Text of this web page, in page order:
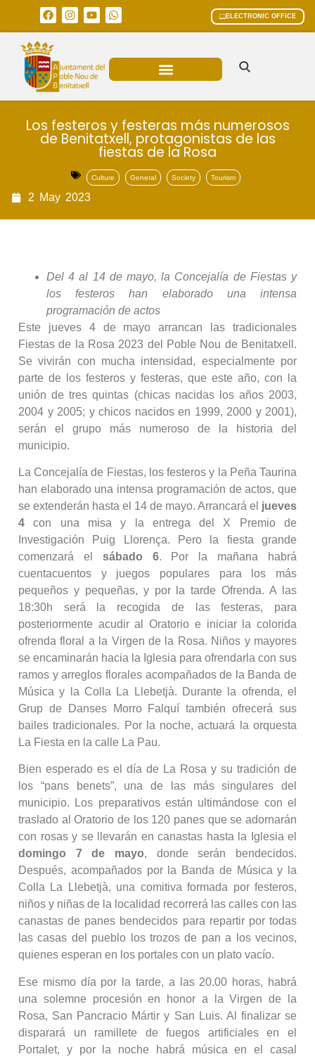
ELECTRONIC OFFICE
Los festeros y festeras más numerosos
de Benitatxell, protagonistas de las
fiestas de la Rosa
Culture General Society Tourism
2 May 2023
Del 4 al 14 de mayo, la Concejalía de Fiestas y
los festeros han elaborado una intensa
programación de actos
Este jueves 4 de mayo arrancan las tradicionales
Fiestas de la Rosa 2023 del Poble Nou de Benitatxell.
Se vivirán con mucha intensidad, especialmente por
parte de los festeros y festeras, que este año, con la
unión de tres quintas (chicas nacidas los años 2003,
2004 y 2005; y chicos nacidos en 1999, 2000 y 2001),
serán el grupo más numeroso de la historia del
municipio.
La Concejalía de Fiestas, los festeros y la Peña Taurina
han elaborado una intensa programación de actos, que
se extenderán hasta el 14 de mayo. Arrancará el jueves
4 con una misa y la entrega del X Premio de
Investigación Puig Llorença. Pero la fiesta grande
comenzará el sábado 6. Por la mañana habrá
cuentacuentos y juegos populares para los más
pequeños y pequeñas, y por la tarde Ofrenda. A las
18:30h será la recogida de las festeras, para
posteriormente acudir al Oratorio e iniciar la colorida
ofrenda floral a la Virgen de la Rosa. Niños y mayores
se encaminarán hacia la Iglesia para ofrendarla con sus
ramos y arreglos florales acompañados de la Banda de
Música y la Colla La Llebetjà. Durante la ofrenda, el
Grup de Danses Morro Falquí también ofrecerá sus
bailes tradicionales. Por la noche, actuará la orquesta
La Fiesta en la calle La Pau.
Bien esperado es el día de La Rosa y su tradición de
los “pans benets”, una de las más singulares del
municipio. Los preparativos están ultimándose con el
traslado al Oratorio de los 120 panes que se adornarán
con rosas y se llevarán en canastas hasta la Iglesia el
domingo 7 de mayo, donde serán bendecidos.
Después, acompañados por la Banda de Música y la
Colla La Llebetjà, una comitiva formada por festeros,
niños y niñas de la localidad recorrerá las calles con las
canastas de panes bendecidos para repartir por todas
las casas del pueblo los trozos de pan a los vecinos,
quienes esperan en los portales con un plato vacío.
Ese mismo día por la tarde, a las 20.00 horas, habrá
una solemne procesión en honor a la Virgen de la
Rosa, San Pancracio Mártir y San Luis. Al finalizar se
disparará un ramillete de fuegos artificiales en el
Portalet, y por la noche habrá música en el casal